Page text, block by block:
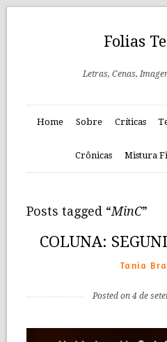
Folias
Letras, Cenas,
Home Sobre Críticas
Crônicas Mistura
Posts tagged “MinC”
COLUNA:
Tania
Posted on 4 de